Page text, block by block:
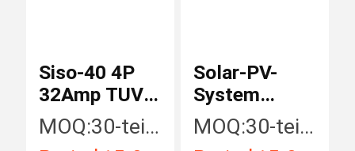
Siso-40 4P
32Amp TUV
CE
Waterproof
MOQ:30-teilig/Stücke
Solar-PV-
System
1000V
32Amp DC-
MOQ:30-teilig/Stücke